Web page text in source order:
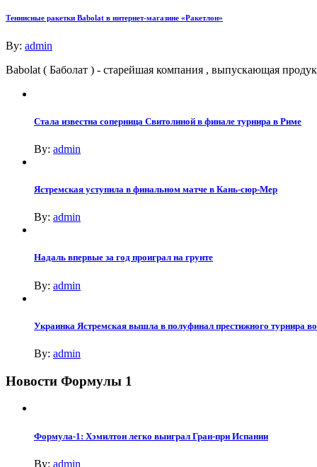
Теннисные ракетки Babolat в интернет-магазине «Ракетлон»
By: admin
Babolat ( Баболат ) - старейшая компания , выпускающая
Стала известна соперница Свитолиной в финале турнира в Риме
By: admin
Ястремская уступила в финальном матче в Кань-сюр-Мер
By: admin
Надаль впервые за год проиграл на грунте
By: admin
Украинка Ястремская вышла в полуфинал престижного турнира
By: admin
Новости Формулы 1
Формула-1: Хэмилтон легко выиграл Гран-при Испании
By: admin